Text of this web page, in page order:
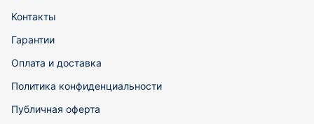
Контакты
Гарантии
Оплата и доставка
Политика конфиденциальности
Публичная оферта